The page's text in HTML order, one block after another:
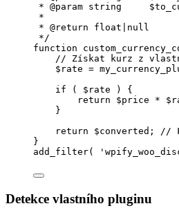
* @param string
*
* @return float
null
*/
function
// Získat kurz z
$rate =
if ( $rate ) {
return
$price *
}
return
$converted ; //
}
add_filter( '
Detekce vlastního pluginu